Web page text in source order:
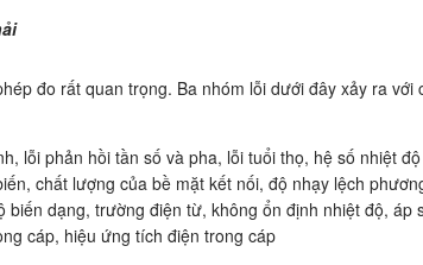
đo rất quan trọng. Ba nhóm lỗi dưới đây xảy ra với
lỗi phản hồi tần số và pha, lỗi tuổi thọ, hệ số nhiệt độ
chất lượng của bề mặt kết nối, độ nhạy lệch
dạng, trường điện từ, không ổn định nhiệt độ, áp
cáp, hiệu ứng tích điện trong cáp